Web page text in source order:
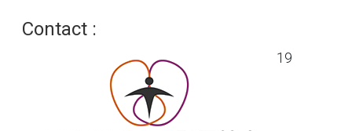
Contact :
19